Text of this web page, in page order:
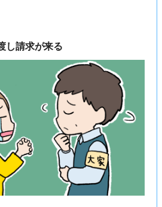
し請求が来る